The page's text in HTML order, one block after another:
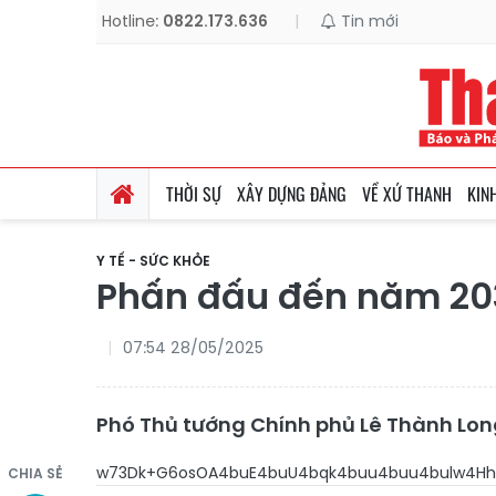
Hotline: 0822.173.636 | Tin mới
THỜI SỰ XÂY DỰNG ĐẢNG VỀ XỨ THANH
Y TẾ - SỨC KHỎE
Phấn đấu đến năm
07:54 28/05/2025
Phó Thủ tướng Chính phủ Lê Thành
CHIA SẺ